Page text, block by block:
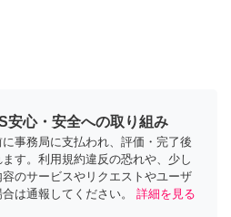
安心・安全への取り組み
事務局に支払われ、評価・完了後
す。利用規約違反の恐れや、少し
のサービスやリクエストやユーザ
は通報してください。
詳細を見る